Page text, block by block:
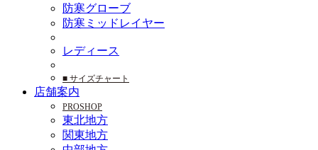
防寒グローブ
防寒ミッドレイヤー
レディース
■ サイズチャート
店舗案内
PROSHOP
東北地方
関東地方